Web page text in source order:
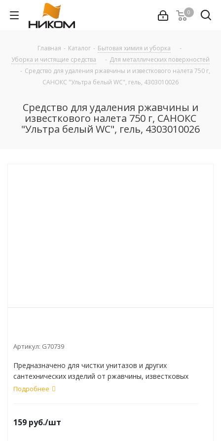
0
Главная - Каталог - Бытовая химия и уборка
-
Уборка и чистящие средства
- Для металлических поверхностей
- Средство для удаления ржавчины и известкового налета 750 г,
САНОКС "Ультра белый WC", гель, 4303010026
Средство для удаления ржавчины и
известкового налета 750 г, САНОКС
"Ультра белый WC", гель, 4303010026
Артикул: G70739
Предназначено для чистки унитазов и других
сантехнических изделий от ржавчины, известковых
отложений, органических и жировых загрязнений,
Подробнее
159 руб./шт